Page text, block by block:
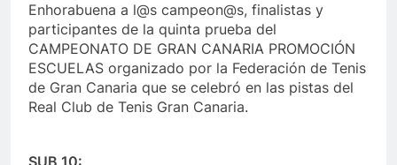
Enhorabuena a l@s campeon@s, finalistas y
participantes de la quinta prueba del
CAMPEONATO DE GRAN CANARIA PROMOCIÓN
ESCUELAS organizado por la Federación de Tenis
de Gran Canaria que se celebró en las pistas del
Real Club de Tenis Gran Canaria.